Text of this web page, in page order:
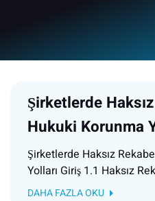
Şirketlerde
Hukuki Korunma
Şirketlerde Haksız
Yolları Giriş 1.1 Haksız
DAHA FAZLA OKU